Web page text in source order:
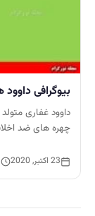
بیوگرافی داوود
چهره های ضد
23 اکتبر, 2020